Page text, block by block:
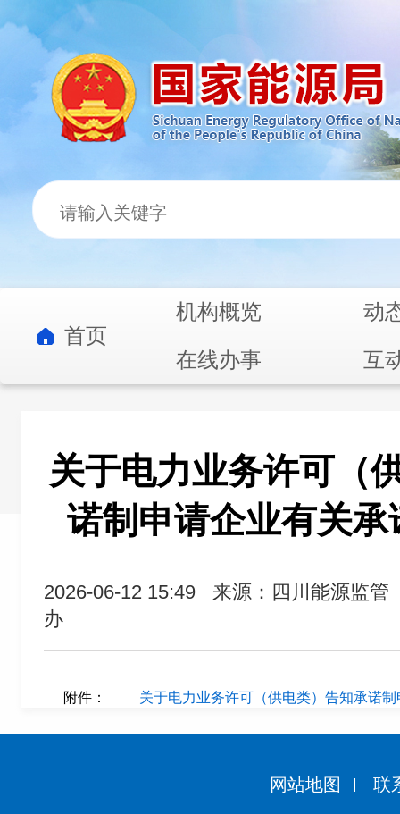
首页
机构概览
动
在线办事
互
关于电力业务许可（
诺制申请企业有关
2026-06-12 15:49
来源：四川能源监管
办
附件： 关于电力业务许可（供电类）告知承诺
网站地图 联